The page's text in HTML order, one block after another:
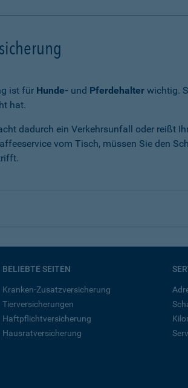
ist für Hunde- und Pferdehalter wichtig.
hat.
dadurch ein Verkehrsunfall oder reißt
vom Tisch, müssen Sie den
BELIEBTE SEITEN
Kranken-Zusatzversicherung
Tierversicherungen
Haftpflichtversicherung
Hausratversicherung